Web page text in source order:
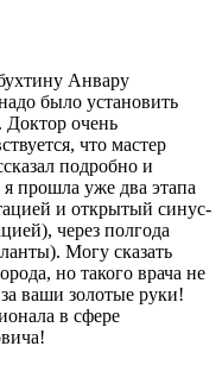
Анвару
было установить
Доктор очень
что мастер
подробно и
прошла уже два этапа
и открытый синус-
через полгода
Могу сказать
но такого врача не
ваши золотые руки!
в сфере